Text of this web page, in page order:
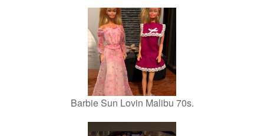
Barbie Sun Lovin Malibu 70s.